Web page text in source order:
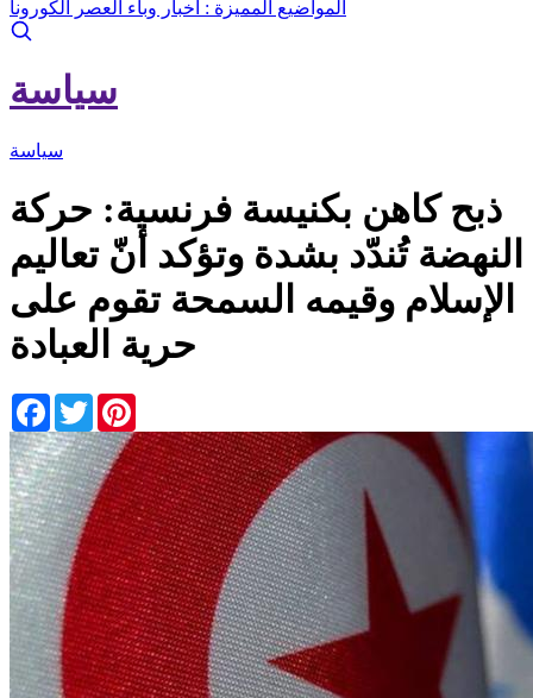
المواضيع المميزة : أخبار وباء العصر الكورونا
سياسة
سياسة
ذبح كاهن بكنيسة فرنسية: حركة
النهضة تُندّد بشدة وتؤكد أنّ تعاليم
الإسلام وقيمه السمحة تقوم على
حرية العبادة
Facebook
Twitter